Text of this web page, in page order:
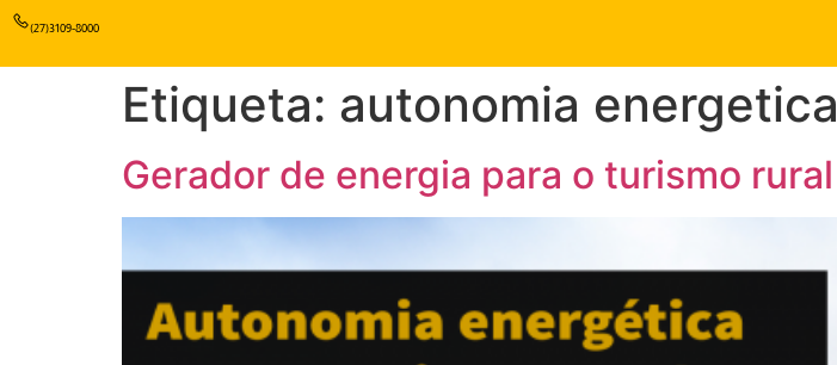
(27)3109-8000
Etiqueta: autonomia energetica
Gerador de energia para o turismo rural